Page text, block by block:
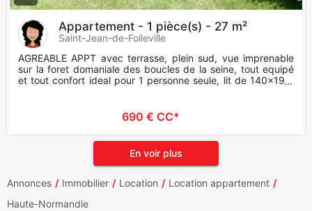
Appartement - 1 pièce(s) - 27 m²
Saint-Jean-de-Folleville
AGREABLE APPT avec terrasse, plein sud, vue imprenable
sur la foret domaniale des boucles de la seine, tout equipé
et tout confort ideal pour 1 personne seule, lit de 140x190,
bu
690 € CC*
En voir plus
Annonces Immobilier Location
Location appartement
Haute-Normandie